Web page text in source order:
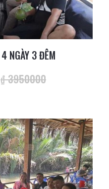
NGÀY 3 ĐÊM
₫ 3950000